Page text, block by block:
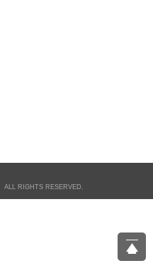
ALL RIGHTS RESERVED.